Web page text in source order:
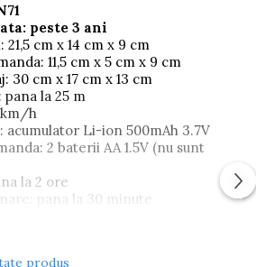
peste 3 ani
cm x 14 cm x 9 cm
11,5 cm x 5 cm x 9 cm
30 cm x 17 cm x 13 cm
la 25 m
km/h
acumulator Li-ion 500mAh 3.7V
2 baterii AA 1.5V (nu sunt
la 2 ore
pana la 30 minute
produs